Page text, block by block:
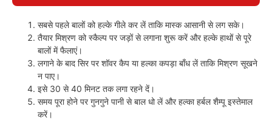
सबसे पहले बालों को हल्के गीले कर लें ताकि मास्क आसानी से लग सके।
तैयार मिश्रण को स्कैल्प पर जड़ों से लगाना शुरू करें और हल्के हाथों से पूरे
बालों में फैलाएं।
लगाने के बाद सिर पर शॉवर कैप या हल्का कपड़ा बाँध लें ताकि मिश्रण सूखने
न पाए।
इसे 30 से 40 मिनट तक लगा रहने दें।
समय पूरा होने पर गुनगुने पानी से बाल धो लें और हल्का हर्बल शैम्पू इस्तेमाल
करें।